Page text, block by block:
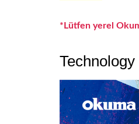
*Lütfen yerel
Technology